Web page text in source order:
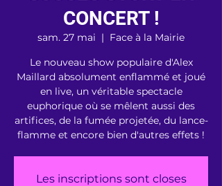
CONCERT !
sam. 27 mai
  |
Face à la Mairie
Le nouveau show populaire d'Alex
Maillard absolument enflammé et joué
en live, un véritable spectacle
euphorique où se mêlent aussi des
artifices, de la fumée projetée, du lance-
flamme et encore bien d'autres effets !
Les inscriptions sont closes